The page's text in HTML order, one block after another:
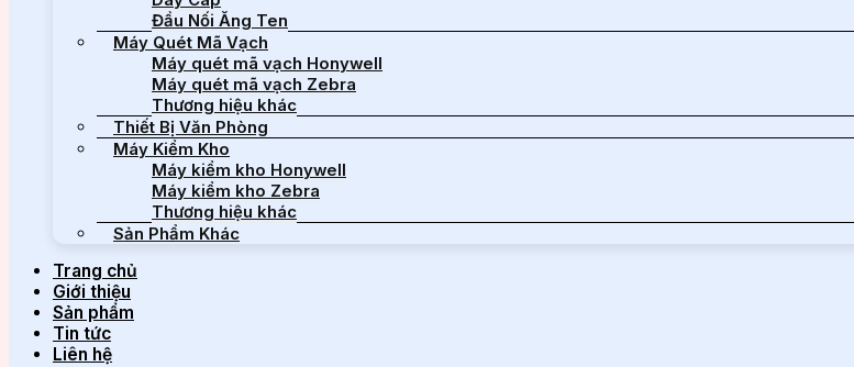
Đầu Nối Ăng Ten
Máy Quét Mã Vạch
Máy quét mã vạch Honywell
Máy quét mã vạch Zebra
Thương hiệu khác
Thiết Bị Văn Phòng
Máy Kiểm Kho
Máy kiểm kho Honywell
Máy kiểm kho Zebra
Thương hiệu khác
Sản Phẩm Khác
Trang chủ
Giới thiệu
Sản phẩm
Tin tức
Liên hệ